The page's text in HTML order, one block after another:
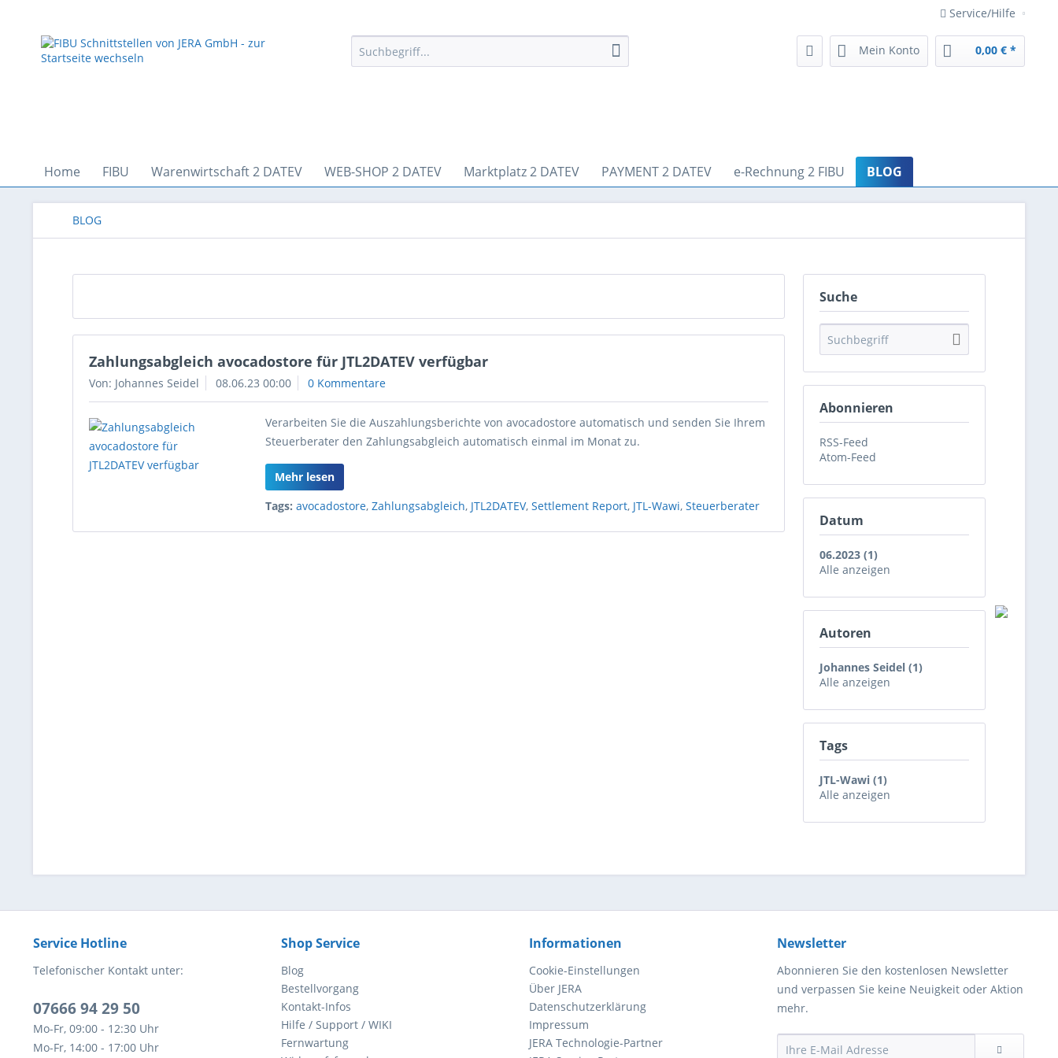
Service/Hilfe
Mein Konto 0,00 € *
Home FIBU Warenwirtschaft 2 DATEV WEB-SHOP 2 DATEV Marktplatz 2 DATEV PAYMENT 2 DATEV e-Rechnung 2 FIBU BLOG
BLOG
Suche
Abonnieren
RSS-Feed
Atom-Feed
Datum
06.2023 (1)
Alle anzeigen
Autoren
Johannes Seidel (1)
Alle anzeigen
Tags
JTL-Wawi (1)
Alle anzeigen
Zahlungsabgleich avocadostore für JTL2DATEV verfügbar
Von: Johannes Seidel 08.06.23 00:00 0 Kommentare
Verarbeiten Sie die Auszahlungsberichte von avocadostore automatisch und senden Sie Ihrem
Steuerberater den Zahlungsabgleich automatisch einmal im Monat zu.
Mehr lesen
Tags: avocadostore,Zahlungsabgleich, JTL2DATEV,Settlement Report, JTL-Wawi,Steuerberater
Service Hotline
Telefonischer Kontakt unter:
07666 94 29 50
Mo-Fr, 09:00 - 12:30 Uhr
Mo-Fr, 14:00 - 17:00 Uhr
Shop Service
Blog
Bestellvorgang
Kontakt-Infos
Hilfe / Support / WIKI
Fernwartung
Informationen
Cookie-Einstellungen
Über JERA
Datenschutzerklärung
Impressum
JERA Technologie-Partner
Newsletter
Abonnieren Sie den kostenlosen Newsletter
und verpassen Sie keine Neuigkeit oder Aktion
mehr.